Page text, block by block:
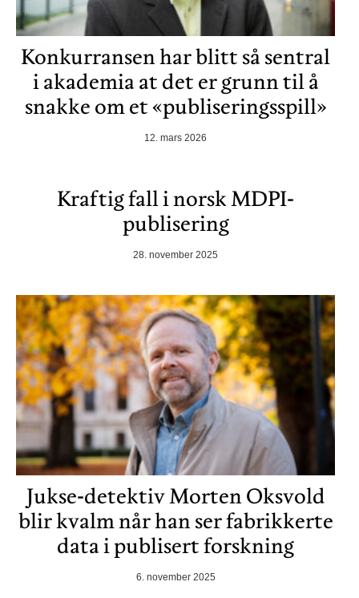
Konkurransen har blitt så sentral
i akademia at det er grunn til å
snakke om et «publiseringsspill»
12. mars 2026
Kraftig fall i norsk MDPI-
publisering
28. november 2025
Jukse-detektiv Morten Oksvold
blir kvalm når han ser fabrikkerte
data i publisert forskning
6. november 2025